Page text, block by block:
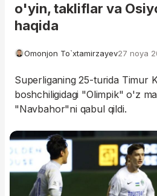
o'yin, takliflar va
haqida
Omonjon To`xtamirzayev27 noya
Superliganing 25-turida Timur
boshchiligidagi "Olimpik" o'z
"Navbahor"ni qabul qildi.